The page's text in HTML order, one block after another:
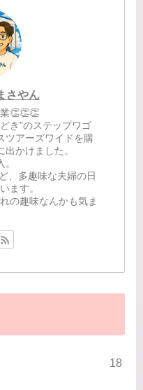
さやん
👏👏👏
き”のステップワゴ
ツアーズワイドを購
かけました。
、多趣味な夫婦の日
ます。
の趣味なんかも気ま
18